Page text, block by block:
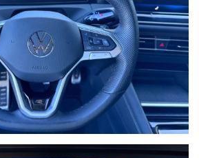
l'informativa privacy*
dei miei dati per finalità di